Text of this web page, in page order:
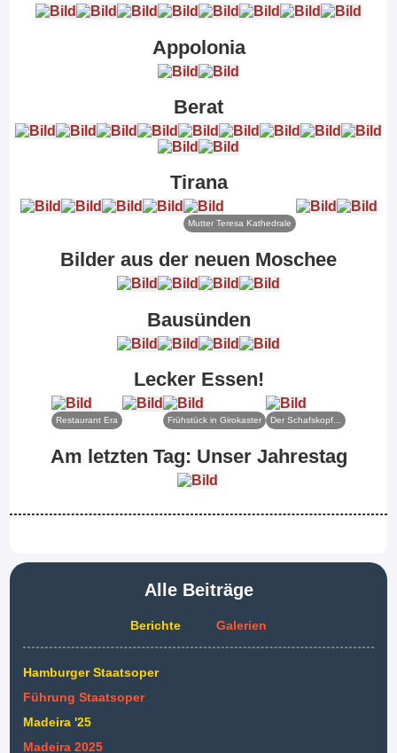
Appolonia
Berat
Tirana
Mutter Teresa Kathedrale
Bilder aus der neuen Moschee
Bausünden
Lecker Essen!
Restaurant Era Frühstück in Girokaster Der Schafskopf...
Am letzten Tag: Unser Jahrestag
Alle Beiträge
Berichte Galerien
Hamburger Staatsoper
Führung Staatsoper
Madeira '25
Madeira 2025